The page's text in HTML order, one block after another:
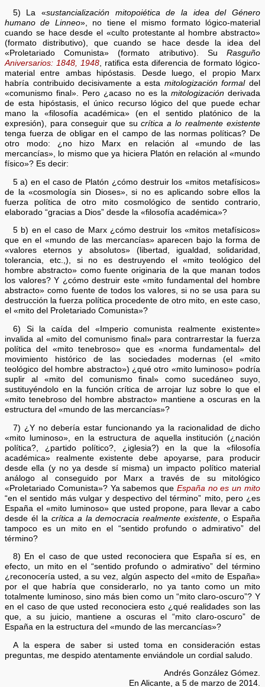
5) La «sustancialización mitopoiética
de la idea del Género
humano de Linneo», no tiene el mismo formato lógico-material
cuando se hace desde el «culto protestante al hombre abstracto»
(formato distributivo), que cuando se hace desde la idea del
«Proletariado Comunista» (formato atributivo). Su Rasguño
Aniversarios: 1848, 1948, ratifica esta diferencia de formato lógico-
material entre ambas hipóstasis. Desde luego, el propio Marx
habría contribuido decisivamente a esta mitologización formal del
«comunismo final». Pero ¿acaso no es la mitologización derivada
de esta hipóstasis, el único recurso lógico del que puede echar
mano la «filosofía académica» (en el sentido platónico de la
expresión), para conseguir que sucrítica a lo realmente existente
tenga fuerza de obligar en el campo de las normas políticas? De
otro modo: ¿no hizo Marx en relación al «mundo de las
mercancías», lo mismo que ya hiciera Platón en relación al «mundo
físico»? Es decir:
5 a) en el caso de Platón ¿cómo destruir los «mitos metafísicos»
de la «cosmología sin Dioses», si no es aplicando sobre ellos la
fuerza política de otro mito cosmológico de sentido contrario,
elaborado “gracias a Dios” desde la «filosofía académica»?
5 b) en el caso de Marx ¿cómo destruir los «mitos metafísicos»
que en el «mundo de las mercancías» aparecen bajo la forma de
«valores eternos y absolutos» (libertad, igualdad, solidaridad,
tolerancia, etc.,), si no es destruyendo el «mito teológico del
hombre abstracto» como fuente originaria de la que manan todos
los valores? Y ¿cómo destruir este «mito fundamental del hombre
abstracto» como fuente de todos los valores, si no se usa para su
destrucción la fuerza política procedente de otro mito, en este caso,
el «mito del Proletariado Comunista»?
6) Si la caída del «Imperio comunista realmente existente»
invalida al «mito del comunismo final» para contrarrestar la fuerza
política del «mito tenebroso» que es «norma fundamental» del
movimiento histórico de las sociedades modernas (el «mito
teológico del hombre abstracto») ¿qué otro «mito luminoso» podría
suplir al «mito del comunismo final» como sucedáneo suyo,
sustituyéndolo en la función crítica de arrojar luz sobre lo que el
«mito tenebroso del hombre abstracto» mantiene a oscuras en la
estructura del «mundo de las mercancías»?
7) ¿Y no debería estar funcionando ya la racionalidad de dicho
«mito luminoso», en la estructura de aquella institución (¿nación
política?, ¿partido político?, ¿iglesia?) en la que la «filosofía
académica» realmente existente debe apoyarse, para producir
desde ella (y no ya desde sí misma) un impacto político material
análogo al conseguido por Marx a través de su mitológico
«Proletariado Comunista»? Ya sabemos que España no es un mito
“en el sentido más vulgar y despectivo del término” mito, pero ¿es
España el «mito luminoso» que usted propone, para llevar a cabo
desde él la crítica a la democracia realmente existente , o España
tampoco es un mito en el “sentido profundo o admirativo” del
término?
8) En el caso de que usted reconociera que España sí es, en
efecto, un mito en el “sentido profundo o admirativo” del término
¿reconocería usted, a su vez, algún aspecto del «mito de España»
por el que habría que considerarlo, no ya tanto como un mito
totalmente luminoso, sino más bien como un “mito claro-oscuro”? Y
en el caso de que usted reconociera esto ¿qué realidades son las
que, a su juicio, mantiene a oscuras el “mito claro-oscuro” de
España en la estructura del «mundo de las mercancías»?
A la espera de saber si usted toma en consideración estas
preguntas, me despido atentamente enviándole un cordial saludo.
Andrés González Gómez.
En Alicante, a 5 de marzo de 2014.